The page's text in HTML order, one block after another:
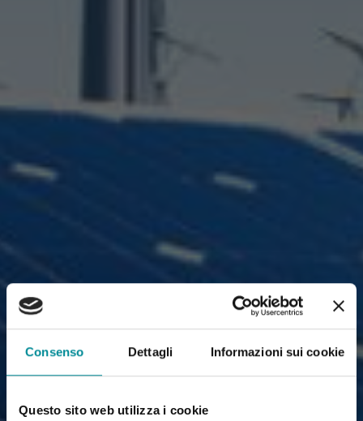
Consenso Dettagli Informazioni sui cookie
Questo sito web utilizza i cookie